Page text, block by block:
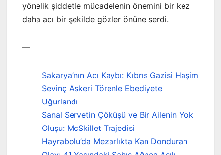
yönelik şiddetle mücadelenin önemini bir kez
daha acı bir şekilde gözler önüne serdi.
—
Sakarya’nın Acı Kaybı: Kıbrıs Gazisi Haşim
Sevinç Askeri Törenle Ebediyete
Uğurlandı
Sanal Servetin Çöküşü ve Bir Ailenin Yok
Oluşu: McSkillet Trajedisi
Hayrabolu’da Mezarlıkta Kan Donduran